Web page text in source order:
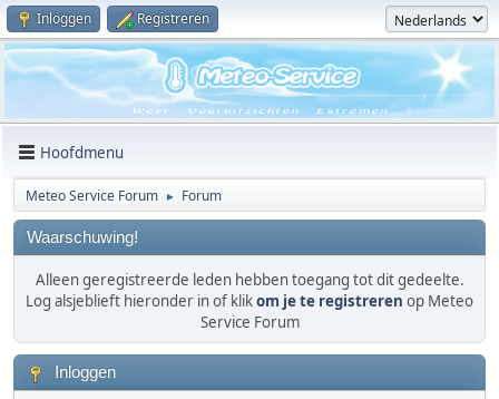
Inloggen Registreren
Hoofdmenu
Meteo Service Forum ► Forum
Waarschuwing!
Alleen geregistreerde leden hebben toegang tot dit gedeelte.
Log alsjeblieft hieronder in of klikom je te registreren op Meteo
Service Forum
Inloggen